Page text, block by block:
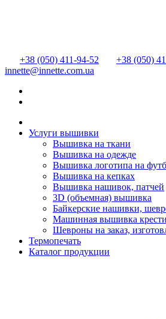
+38 (050) 411-94-52
+38 (050)
innette@innette.com.ua
Услуги вышивки
Вышивка на ткани
Вышивка на одежде
Вышивка логотипа на
Вышивка на кепках
Вышивка нашивок, патчей
3D (объемная) вышивка
Байкерские нашивки,
Машинная вышивка
Шевроны на заказ,
Термопечать
Каталог продукции